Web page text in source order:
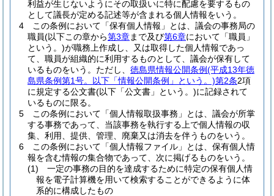
利益が生じないようにその取扱いに特に配慮を要するもの
として議長が定める記述等が含まれる個人情報をいう。
4
この条例において「保有個人情報」とは、議会の事務局の
職員(以下この章から第3章まで及び第6章において「職員」
という。)が職務上作成し、又は取得した個人情報であっ
て、職員が組織的に利用するものとして、議会が保有して
いるものをいう。 ただし、 徳島県情報公開条例(平成13年徳
島県条例第1号。以下「情報公開条例」という。)第2条2項
に規定する公文書(以下「公文書」という。)に記録されて
いるものに限る。
5
この条例において「個人情報取扱事務」とは、議会が所掌
する事務であって、当該事務を執行する上で個人情報の収
集、利用、提供、管理、廃棄又は消去を伴うものをいう。
6
この条例において「個人情報ファイル」とは、保有個人情
報を含む情報の集合物であって、次に掲げるものをいう。
(1)
一定の事務の目的を達成するために特定の保有個人情
報を電子計算機を用いて検索することができるように体
系的に構成したもの